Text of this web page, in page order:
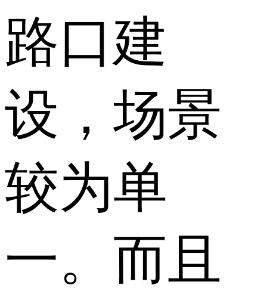
路口建
设，场景
较为单
一。而且